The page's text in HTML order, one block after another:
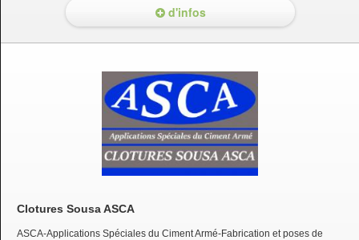
d'infos
Clotures Sousa ASCA
ASCA-Applications Spéciales du Ciment Armé-Fabrication et poses de